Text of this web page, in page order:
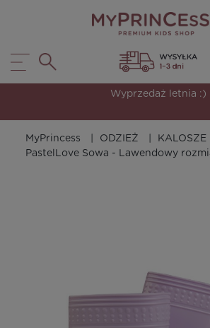
Wyprzedaż letnia :)
MyPrincess ODZIEŻ KALOSZE
PastelLove Sowa - Lawendowy